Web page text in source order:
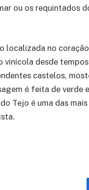
ou os requintados
localizada no
vinícola desde
castelos,
é feita de verde
Tejo é uma das